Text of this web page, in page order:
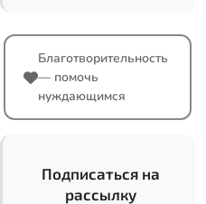
Благотворительность
— помочь
нуждающимся
Подписаться на
рассылку